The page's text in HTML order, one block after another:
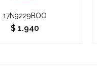
17N9229BOO
$ 1.940